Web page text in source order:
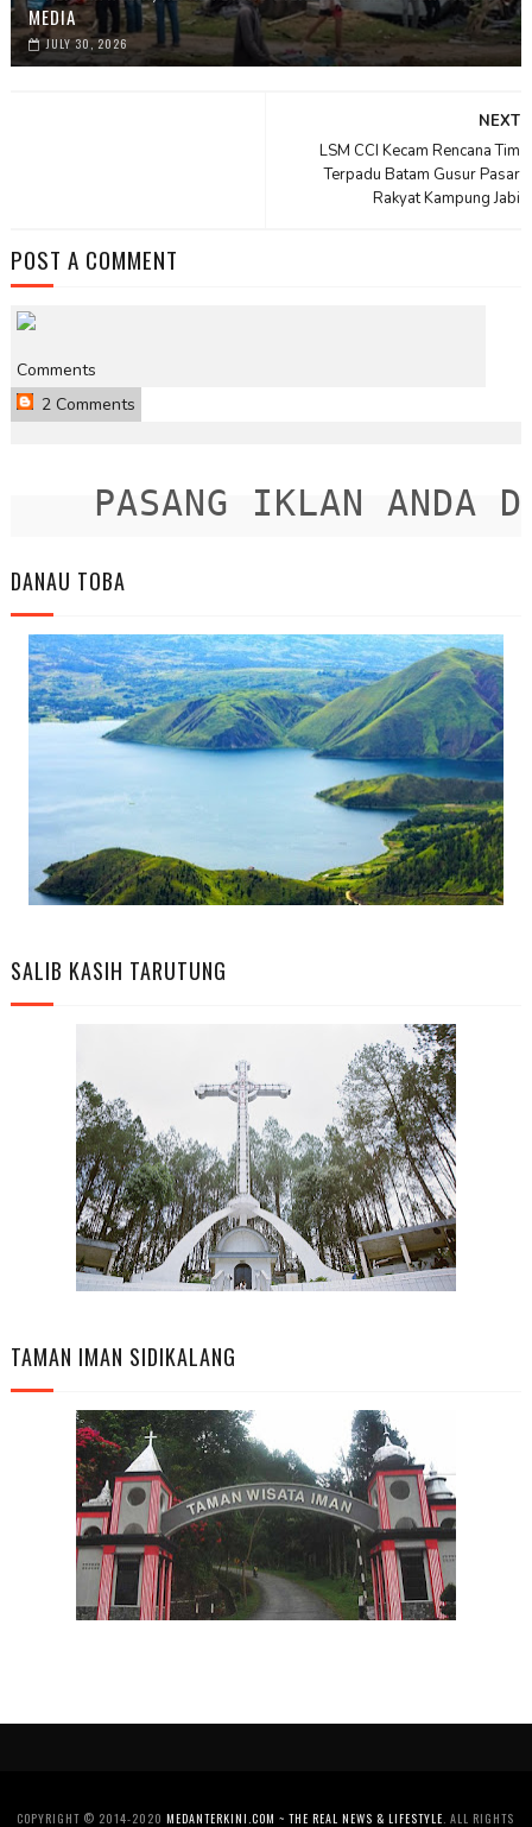
MEDIA
JULY 30, 2026
NEXT
LSM CCI Kecam Rencana Tim
Terpadu Batam Gusur Pasar
Rakyat Kampung Jabi
POST A COMMENT
Comments
2 Comments
PASANG IKLAN ANDA
DANAU TOBA
SALIB KASIH TARUTUNG
TAMAN IMAN SIDIKALANG
COPYRIGHT © 2014-2020MEDANTERKINI.COM ~ THE REAL NEWS & LIFESTYLE . ALL RIGHTS